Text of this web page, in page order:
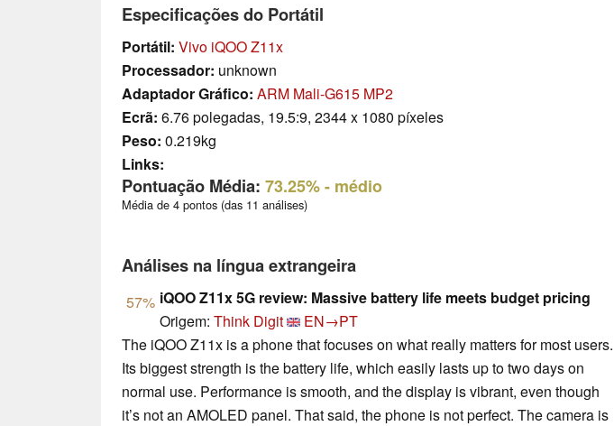
Especificações do Portátil
Portátil: Vivo iQOO Z11x
Processador: unknown
Adaptador Gráfico: ARM Mali-G615 MP2
Ecrã: 6.76 polegadas, 19.5:9, 2344 x 1080 píxeles
Peso: 0.219kg
Links:
Pontuação Média: 73.25%- médio
Média de 4 pontos (das 11 análises)
Análises na língua extrangeira
57% iQOO Z11x 5G review: Massive battery life meets budget pricing
Origem: Think Digit
EN→PT
The iQOO Z11x is a phone that focuses on what really matters for most users.
Its biggest strength is the battery life, which easily lasts up to two days on
normal use. Performance is smooth, and the display is vibrant, even though
it’s not an AMOLED panel. That said, the phone is not perfect. The camera is